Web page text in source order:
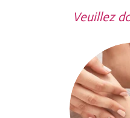
Veuillez